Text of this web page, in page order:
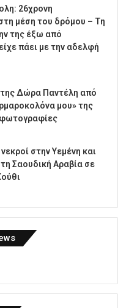
26χρονη
μέση του δρόμου – Τη
της έξω από
πάει με την αδελφή
Δώρα Παντέλη από
μου» της
στην Υεμένη και
Σαουδική Αραβία σε